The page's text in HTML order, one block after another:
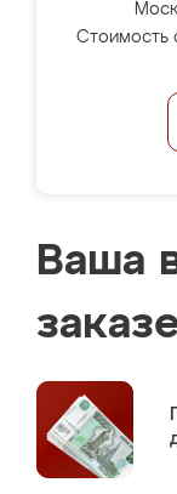
Стоимость
Ваша